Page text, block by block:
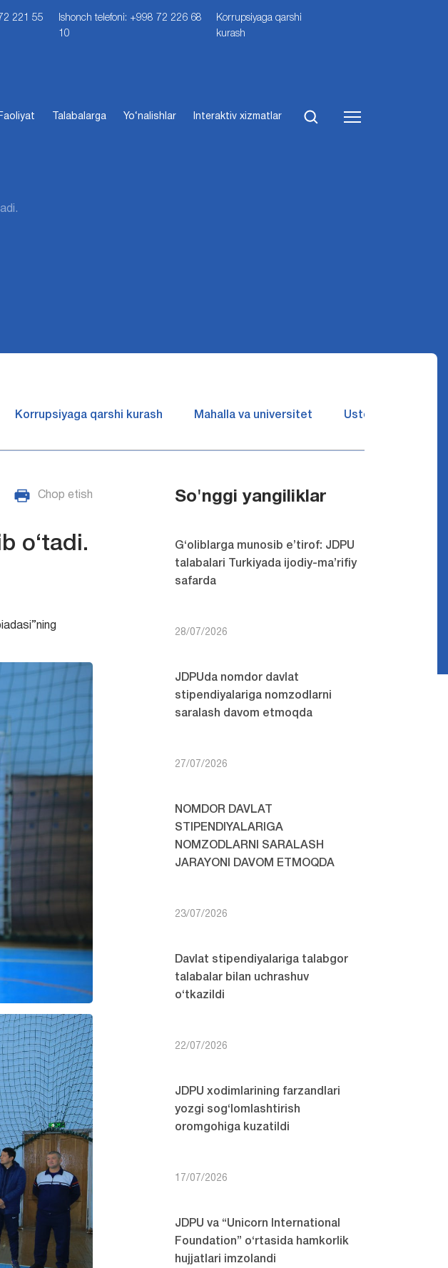
221 55
Ishonch telefoni: +998 72 226 68
10
Korrupsiyaga qarshi
kurash
Faoliyat Talabalarga Yo‘nalishlar Interaktiv xizmatlar
Korrupsiyaga qarshi kurash Mahalla va universitet Ustozlar suhbatin
Chop etish
o‘tadi.
So'nggi yangiliklar
G‘oliblarga munosib e’tirof: JDPU
talabalari Turkiyada ijodiy-ma’rifiy
safarda
28/07/2026
JDPUda nomdor davlat
stipendiyalariga nomzodlarni
saralash davom etmoqda
27/07/2026
NOMDOR DAVLAT
STIPENDIYALARIGA
NOMZODLARNI SARALASH
JARAYONI DAVOM ETMOQDA
23/07/2026
Davlat stipendiyalariga talabgor
talabalar bilan uchrashuv
o‘tkazildi
22/07/2026
JDPU xodimlarining farzandlari
yozgi sog‘lomlashtirish
oromgohiga kuzatildi
17/07/2026
JDPU va “Unicorn International
Foundation” o‘rtasida hamkorlik
hujjatlari imzolandi